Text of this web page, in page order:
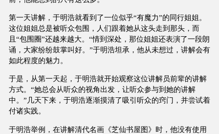
第一天讲解，于明浩就看到了一位似乎“有魔力”的同行姐姐。
这位姐姐总是被听众包围，人们跟着她从这头走到那头，而
且“包围圈”还越来越大。“情到深处，那位姐姐还表演了一段朗
诵，大家纷纷鼓掌叫好。”于明浩坦承，他从未想过，讲解会有
如此程度的魅力。
于是，从第一天起，于明浩就开始观察这位讲解员前辈的讲解
方式。“她总会从听众的视角出发，让听众参与到她的讲解
中。”几天下来，于明浩逐渐摸清了吸引听众的窍门，并尝试着
付诸实践。
于明浩举例，在讲解清代名画《芝仙书屋图》时，他没有使用